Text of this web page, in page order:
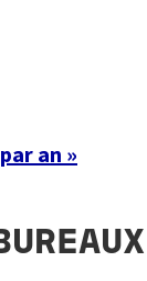
an »